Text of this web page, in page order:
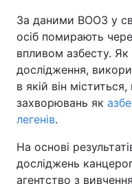
За даними ВООЗ у
осіб помирають
впливом азбесту. Як
дослідження,
в якій він
захворювань як
легенів.
На основі
досліджень
агентство з